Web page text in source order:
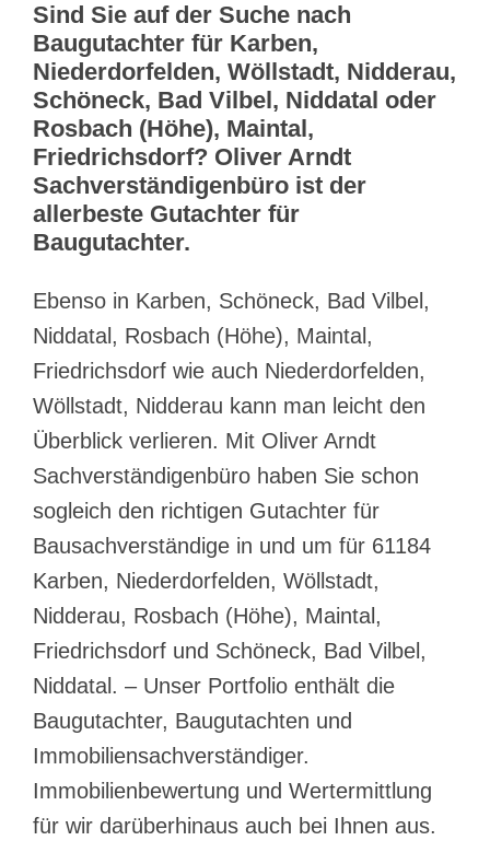
Sind Sie auf der Suche nach
Baugutachter für Karben,
Niederdorfelden, Wöllstadt, Nidderau,
Schöneck, Bad Vilbel, Niddatal oder
Rosbach (Höhe), Maintal,
Friedrichsdorf? Oliver Arndt
Sachverständigenbüro ist der
allerbeste Gutachter für
Baugutachter.
Ebenso in Karben, Schöneck, Bad Vilbel,
Niddatal, Rosbach (Höhe), Maintal,
Friedrichsdorf wie auch Niederdorfelden,
Wöllstadt, Nidderau kann man leicht den
Überblick verlieren. Mit Oliver Arndt
Sachverständigenbüro haben Sie schon
sogleich den richtigen Gutachter für
Bausachverständige in und um für 61184
Karben, Niederdorfelden, Wöllstadt,
Nidderau, Rosbach (Höhe), Maintal,
Friedrichsdorf und Schöneck, Bad Vilbel,
Niddatal. – Unser Portfolio enthält die
Baugutachter, Baugutachten und
Immobiliensachverständiger.
Immobilienbewertung und Wertermittlung
für wir darüberhinaus auch bei Ihnen aus.